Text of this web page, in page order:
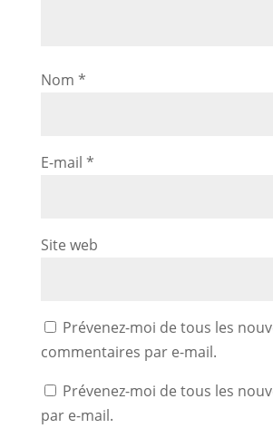
Nom *
E-mail *
Site web
Prévenez-moi de tous les
commentaires par e-mail.
Prévenez-moi de tous les
par e-mail.